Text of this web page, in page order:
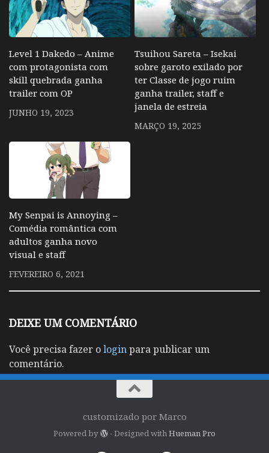
Level 1 Dakedo – Anime
com protagonista com
skill quebrada ganha
trailer com OP
JUNHO 19, 2023
Tsuihou Sareta – Isekai
sobre garoto exilado por
ter Classe de jogo ruim
ganha trailer, staff e
janela de estreia
MARÇO 19, 2025
My Senpai is Annoying –
Comédia romântica com
adultos ganha novo
visual e staff
FEVEREIRO 6, 2021
DEIXE UM COMENTÁRIO
Você precisa fazer ologinpara publicar um
comentário.
customizado por Marco
Powered by - Designed withHueman Pro